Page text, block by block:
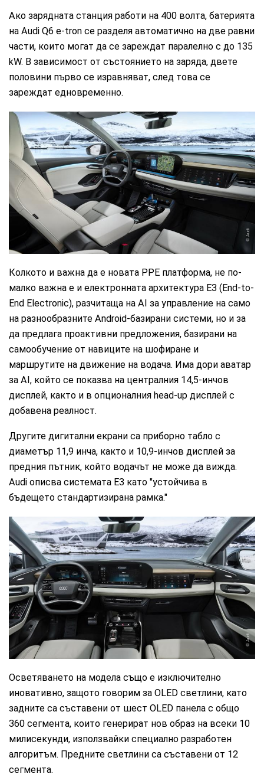
Ако зарядната станция работи на 400 волта, батерията
на Audi Q6 e-tron се разделя автоматично на две равни
части, които могат да се зареждат паралелно с до 135
kW. В зависимост от състоянието на заряда, двете
половини първо се изравняват, след това се
зареждат едновременно.
Audi
Колкото и важна да е новата РРЕ платформа, не по-
малко важна е и електронната архитектура E3 (End-to-
End Electronic), разчитаща на AI за управление на само
на разнообразните Android-базирани системи, но и за
да предлага проактивни предложения, базирани на
самообучение от навиците на шофиране и
маршрутите на движение на водача. Има дори аватар
за AI, който се показва на централния 14,5-инчов
дисплей, както и в опционалния head-up дисплей с
добавена реалност.
Другите дигитални екрани са приборно табло с
диаметър 11,9 инча, както и 10,9-инчов дисплей за
предния пътник, който водачът не може да вижда.
Audi описва системата E3 като "устойчива в
бъдещето стандартизирана рамка."
Audi
Осветяването на модела също е изключително
иновативно, защото говорим за OLED светлини, като
задните са съставени от шест OLED панела с общо
360 сегмента, които генерират нов образ на всеки 10
милисекунди, използвайки специално разработен
алгоритъм. Предните светлини са съставени от 12
сегмента.